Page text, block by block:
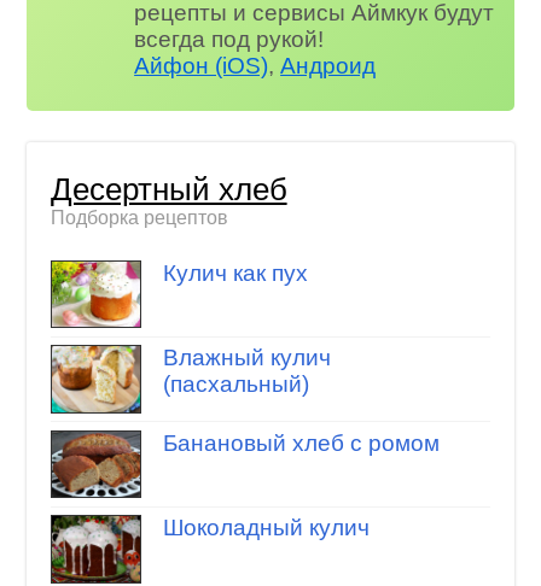
рецепты и сервисы Аймкук будут
всегда под рукой!
Айфон (iOS),Андроид
Десертный хлеб
Подборка рецептов
Кулич как пух
Влажный кулич
(пасхальный)
Банановый хлеб с ромом
Шоколадный кулич